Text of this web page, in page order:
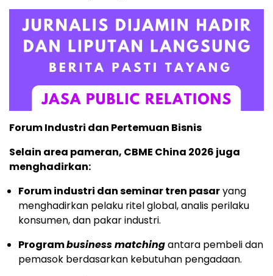
Forum Industri dan Pertemuan Bisnis
Selain area pameran, CBME China 2026 juga
menghadirkan:
Forum industri dan seminar tren pasaryang
menghadirkan pelaku ritel global, analis perilaku
konsumen, dan pakar industri.
Programbusiness matchingantara pembeli dan
pemasok berdasarkan kebutuhan pengadaan.